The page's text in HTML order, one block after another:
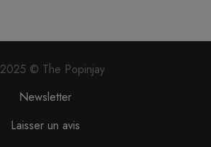
2025 © The Popinjay
Newsletter
Laisser un avis